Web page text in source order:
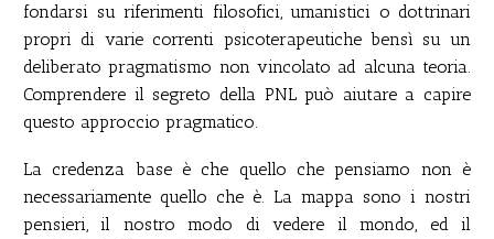
fondarsi su riferimenti filosofici, umanistici o dottrinari
propri di varie correnti psicoterapeutiche bensì su un
deliberato pragmatismo non vincolato ad alcuna teoria.
Comprendere il segreto della PNL può aiutare a capire
questo approccio pragmatico.
La credenza base è che quello che pensiamo non è
necessariamente quello che è. La mappa sono i nostri
pensieri, il nostro modo di vedere il mondo, ed il